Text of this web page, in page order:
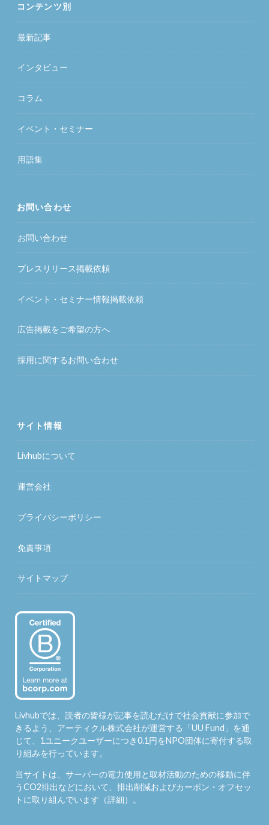
コンテンツ別
最新記事
インタビュー
コラム
イベント・セミナー
用語集
お問い合わせ
お問い合わせ
プレスリリース掲載依頼
イベント・セミナー情報掲載依頼
広告掲載をご希望の方へ
採用に関するお問い合わせ
サイト情報
Livhubについて
運営会社
プライバシーポリシー
免責事項
サイトマップ
Livhubでは、読者の皆様が記事を読むだけで社会貢献に参加で
きるよう、アーティクル株式会社が運営する「UU Fund 」を通
じて、1ユニークユーザーにつき0.1円をNPO団体に寄付する取
り組みを行っています。
当サイトは、サーバーの電力使用と取材活動のための移動に伴
うCO2排出などにおいて、排出削減およびカーボン・オフセッ
トに取り組んでいます（詳細）。